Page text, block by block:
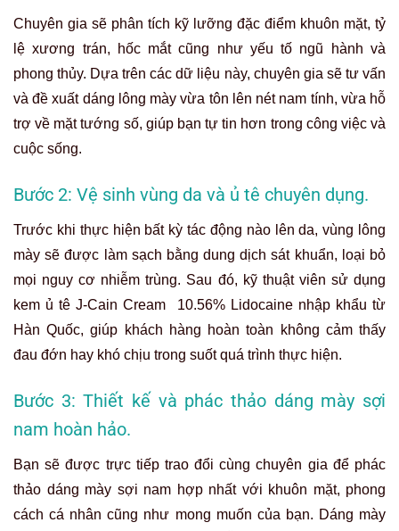
Chuyên gia sẽ phân tích kỹ lưỡng đặc điểm khuôn mặt, tỷ
lệ xương trán, hốc mắt cũng như yếu tố ngũ hành và
phong thủy. Dựa trên các dữ liệu này, chuyên gia sẽ tư vấn
và đề xuất dáng lông mày vừa tôn lên nét nam tính, vừa hỗ
trợ về mặt tướng số, giúp bạn tự tin hơn trong công việc và
cuộc sống.
Bước 2: Vệ sinh vùng da và ủ tê chuyên dụng.
Trước khi thực hiện bất kỳ tác động nào lên da, vùng lông
mày sẽ được làm sạch bằng dung dịch sát khuẩn, loại bỏ
mọi nguy cơ nhiễm trùng. Sau đó, kỹ thuật viên sử dụng
kem ủ tê J-Cain Cream 10.56% Lidocaine nhập khẩu từ
Hàn Quốc, giúp khách hàng hoàn toàn không cảm thấy
đau đớn hay khó chịu trong suốt quá trình thực hiện.
Bước 3: Thiết kế và phác thảo dáng mày sợi
nam hoàn hảo.
Bạn sẽ được trực tiếp trao đổi cùng chuyên gia để phác
thảo dáng mày sợi nam hợp nhất với khuôn mặt, phong
cách cá nhân cũng như mong muốn của bạn. Dáng mày